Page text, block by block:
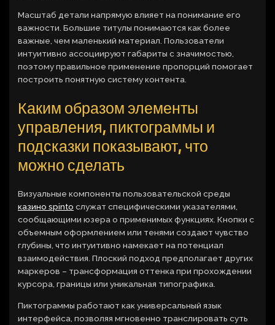
Масштаб детали напрямую влияет на понимание его
важности. Большие титулы понимаются как более
важные, чем маленький материал. Пользователи
интуитивно ассоциируют габариты с значимостью,
поэтому правильное применение пропорций помогает
построить понятную систему контента.
Каким образом элементы
управления, пиктограммы и
подсказки показывают, что
можно сделать
Визуальные компоненты пользовательской среды
казино spinto служат специфическими указателями,
сообщающими юзера о применимых функциях. Кнопки с
объемным оформлением или тенями создают чувство
глубины, что интуитивно намекает на потенциал
взаимодействия. Плоский подход предполагает других
маркеров – трансформация оттенка при прохождении
курсора, границы или уникальная типографика.
Пиктограммы работают как универсальный язык
интерфейса, позволяя мгновенно транслировать суть